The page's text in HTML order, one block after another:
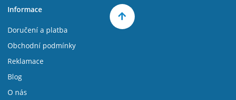
Informace
Doručení a platba
Obchodní podmínky
Reklamace
Blog
O nás